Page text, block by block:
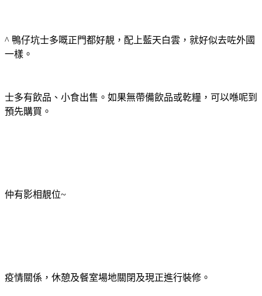
^ 鴨仔坑士多嘅正門都好靚，配上藍天白雲，就好似去咗外國
一樣。
士多有飲品、小食出售。如果無帶備飲品或乾糧，可以喺呢到
預先購買。
仲有影相靚位~
疫情關係，休憩及餐室場地關閉及現正進行裝修。